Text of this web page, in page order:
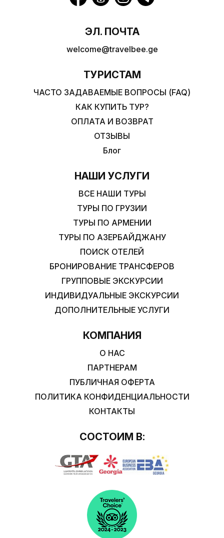
ЭЛ. ПОЧТА
welcome@travelbee.ge
ТУРИСТАМ
ЧАСТО ЗАДАВАЕМЫЕ ВОПРОСЫ (FAQ)
КАК КУПИТЬ ТУР?
ОПЛАТА И ВОЗВРАТ
ОТЗЫВЫ
Блог
НАШИ УСЛУГИ
ВСЕ НАШИ ТУРЫ
ТУРЫ ПО ГРУЗИИ
ТУРЫ ПО АРМЕНИИ
ТУРЫ ПО АЗЕРБАЙДЖАНУ
ПОИСК ОТЕЛЕЙ
БРОНИРОВАНИЕ ТРАНСФЕРОВ
ГРУППОВЫЕ ЭКСКУРСИИ
ИНДИВИДУАЛЬНЫЕ ЭКСКУРСИИ
ДОПОЛНИТЕЛЬНЫЕ УСЛУГИ
КОМПАНИЯ
О НАС
ПАРТНЕРАМ
ПУБЛИЧНАЯ ОФЕРТА
ПОЛИТИКА КОНФИДЕНЦИАЛЬНОСТИ
КОНТАКТЫ
СОСТОИМ В: